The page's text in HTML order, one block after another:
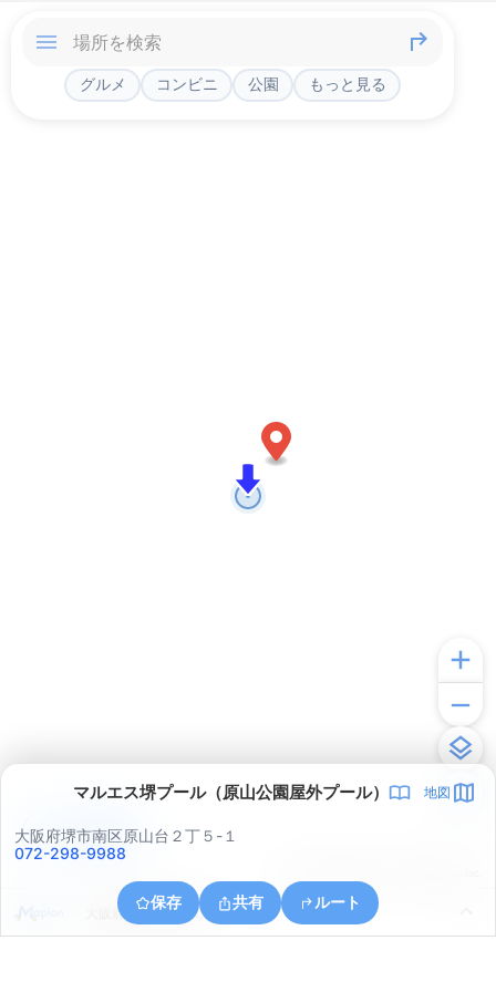
グルメ コンビニ 公園 もっと見る
マルエス堺プール（原山公園屋外プール） 地図
大阪府堺市南区原山台２丁５-１
072-298-9988
保存 共有 ルート
大阪府和泉市和田町
アプリで見る